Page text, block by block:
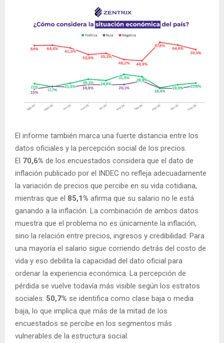
El informe también marca una fuerte distancia entre los
datos oficiales y la percepción social de los precios.
El 70,6% de los encuestados considera que el dato de
inflación publicado por el INDEC no refleja adecuadamente
la variación de precios que percibe en su vida cotidiana,
mientras que el 85,1% afirma que su salario no le está
ganando a la inflación. La combinación de ambos datos
muestra que el problema no es únicamente la inflación,
sino la relación entre precios, ingresos y credibilidad. Para
una mayoría el salario sigue corriendo detrás del costo de
vida y eso debilita la capacidad del dato oficial para
ordenar la experiencia económica. La percepción de
pérdida se vuelve todavía más visible según los estratos
sociales: 50,7% se identifica como clase baja o media
baja, lo que implica que más de la mitad de los
encuestados se percibe en los segmentos más
vulnerables de la estructura social.